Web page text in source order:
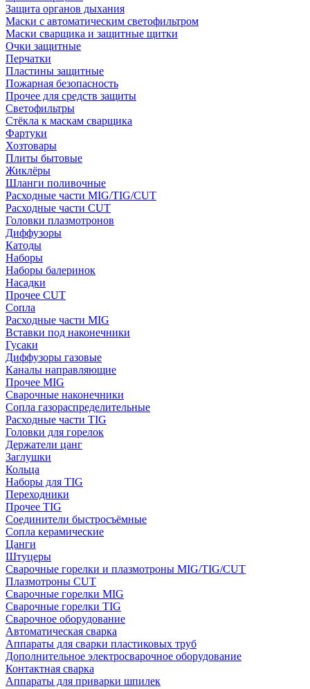
Защита органов дыхания
Маски с автоматическим светофильтром
Маски сварщика и защитные щитки
Очки защитные
Перчатки
Пластины защитные
Пожарная безопасность
Прочее для средств защиты
Светофильтры
Стёкла к маскам сварщика
Фартуки
Хозтовары
Плиты бытовые
Жиклёры
Шланги поливочные
Расходные части MIG/TIG/CUT
Расходные части CUT
Головки плазмотронов
Диффузоры
Катоды
Наборы
Наборы балеринок
Насадки
Прочее CUT
Сопла
Расходные части MIG
Вставки под наконечники
Гусаки
Диффузоры газовые
Каналы направляющие
Прочее MIG
Сварочные наконечники
Сопла газораспределительные
Расходные части TIG
Головки для горелок
Держатели цанг
Заглушки
Кольца
Наборы для TIG
Переходники
Прочее TIG
Соединители быстросъёмные
Сопла керамические
Цанги
Штуцеры
Сварочные горелки и плазмотроны MIG/TIG/CUT
Плазмотроны CUT
Сварочные горелки MIG
Сварочные горелки TIG
Сварочное оборудование
Автоматическая сварка
Аппараты для сварки пластиковых труб
Дополнительное электросварочное оборудование
Контактная сварка
Аппараты для приварки шпилек